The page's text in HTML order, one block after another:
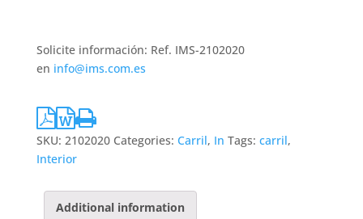
Solicite información: Ref. IMS-2102020
en info@ims.com.es
SKU: 2102020 Categories: Carril, In Tags: carril,
Interior
Additional information